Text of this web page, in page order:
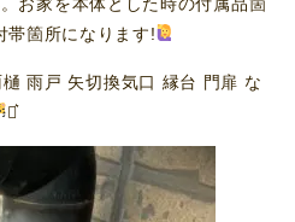
帯箇所になります!
雨戸 矢切換気口 縁台 門扉 な
⋆͛